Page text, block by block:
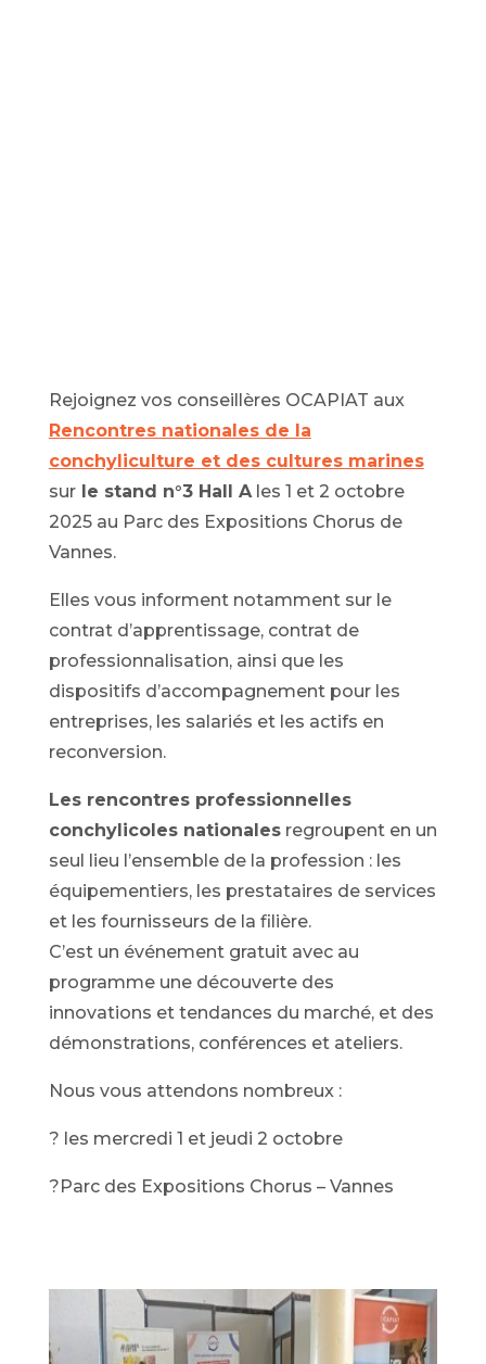
Rejoignez vos conseillères OCAPIAT aux
Rencontres nationales de la
conchyliculture et des cultures marines
surle stand n°3 Hall Ales 1 et 2 octobre
2025 au Parc des Expositions Chorus de
Vannes.
Elles vous informent notamment sur le
contrat d’apprentissage, contrat de
professionnalisation, ainsi que les
dispositifs d’accompagnement pour les
entreprises, les salariés et les actifs en
reconversion.
Les rencontres professionnelles
conchylicoles nationalesregroupent en un
seul lieu l’ensemble de la profession : les
équipementiers, les prestataires de services
et les fournisseurs de la filière.
C’est un événement gratuit avec au
programme une découverte des
innovations et tendances du marché, et des
démonstrations, conférences et ateliers.
Nous vous attendons nombreux :
? les mercredi 1 et jeudi 2 octobre
?Parc des Expositions Chorus – Vannes